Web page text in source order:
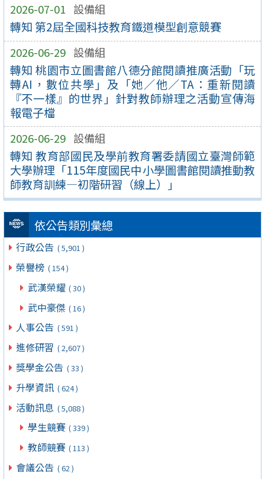
2026-07-01 設備組
轉知 第2屆全國科技教育鐵道模型創意競賽
2026-06-29 設備組
轉知 桃園市立圖書館八德分館閱讀推廣活動「玩
轉AI，數位共學」及「她／他／TA：重新閱讀
『不一樣』的世界」針對教師辦理之活動宣傳海
報電子檔
2026-06-29 設備組
轉知 教育部國民及學前教育署委請國立臺灣師範
大學辦理「115年度國民中小學圖書館閱讀推動教
師教育訓練—初階研習（線上）」
依公告類別彙總
行政公告 ( 5,901 )
榮譽榜 ( 154 )
武漢榮耀 ( 30 )
武中豪傑 ( 16 )
人事公告 ( 591 )
進修研習 ( 2,607 )
獎學金公告 ( 33 )
升學資訊 ( 624 )
活動訊息 ( 5,088 )
學生競賽 ( 339 )
教師競賽 ( 113 )
會議公告 ( 62 )